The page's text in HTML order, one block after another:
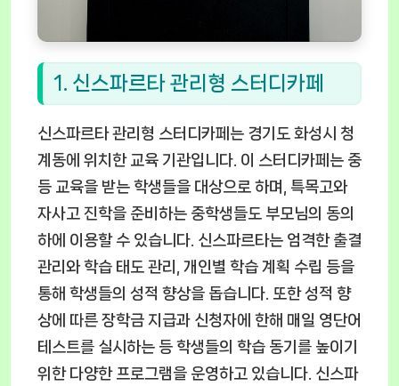
1. 신스파르타 관리형 스터디카페
신스파르타 관리형 스터디카페는 경기도 화성시 청
계동에 위치한 교육 기관입니다. 이 스터디카페는 중
등 교육을 받는 학생들을 대상으로 하며, 특목고와
자사고 진학을 준비하는 중학생들도 부모님의 동의
하에 이용할 수 있습니다. 신스파르타는 엄격한 출결
관리와 학습 태도 관리, 개인별 학습 계획 수립 등을
통해 학생들의 성적 향상을 돕습니다. 또한 성적 향
상에 따른 장학금 지급과 신청자에 한해 매일 영단어
테스트를 실시하는 등 학생들의 학습 동기를 높이기
위한 다양한 프로그램을 운영하고 있습니다. 신스파